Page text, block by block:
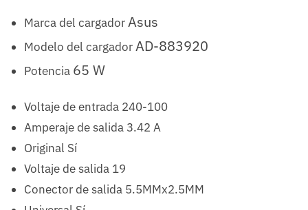
Marca del cargadorAsus
Modelo del cargadorAD-883920
Potencia 65 W
Voltaje de entrada 240-100
Amperaje de salida 3.42 A
Original Sí
Voltaje de salida 19
Conector de salida 5.5MMx2.5MM